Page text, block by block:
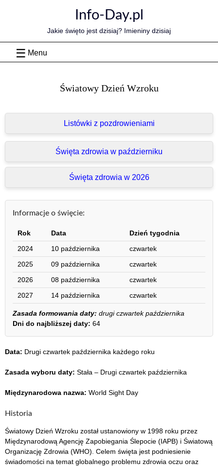
Info-Day.pl
Jakie święto jest dzisiaj? Imieniny dzisiaj
Menu
Światowy Dzień Wzroku
Listówki z pozdrowieniami
Święta zdrowia w październiku
Święta zdrowia w 2026
Informacje o święcie:
Rok Data
Dzień tygodnia
2024
10 października
czwartek
2025
09 października
czwartek
2026
08 października
czwartek
2027
14 października czwartek
Zasada formowania daty: drugi czwartek października
Dni do najbliższej daty: 64
Data: Drugi czwartek października każdego roku
Zasada wyboru daty: Stała – Drugi czwartek października
Międzynarodowa nazwa: World Sight Day
Historia
Światowy Dzień Wzroku został ustanowiony w 1998 roku przez
Międzynarodową Agencję Zapobiegania Ślepocie (IAPB) i Światową
Organizację Zdrowia (WHO). Celem święta jest podniesienie
świadomości na temat globalnego problemu zdrowia oczu oraz